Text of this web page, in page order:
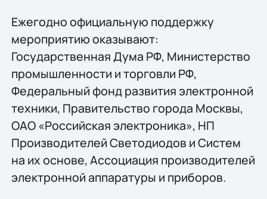
Ежегодно официальную поддержку
мероприятию оказывают:
Государственная Дума РФ, Министерство
промышленности и торговли РФ,
Федеральный фонд развития электронной
техники, Правительство города Москвы,
ОАО «Российская электроника», НП
Производителей Светодиодов и Систем
на их основе, Ассоциация производителей
электронной аппаратуры и приборов.